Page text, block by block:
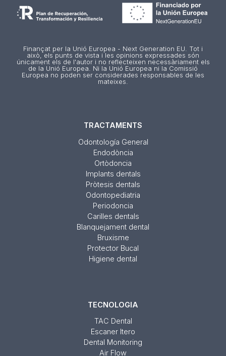
Finançat per la Unió Europea - Next Generation EU. Tot i
això, els punts de vista i les opinions expressades són
únicament els de l'autor i no reflecteixen necessàriament els
de la Unió Europea. Ni la Unió Europea ni la Comissió
Europea no poden ser considerades responsables de les
mateixes.
TRACTAMENTS
Odontología General
Endodòncia
Ortòdoncia
Implants dentals
Pròtesis dentals
Odontopediatria
Periodoncia
Carilles dentals
Blanquejament dental
Bruxisme
Protector Bucal
Higiene dental
TECNOLOGIA
TAC Dental
Escaner Itero
Dental Monitoring
Air Flow